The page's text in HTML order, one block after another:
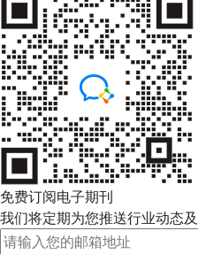
免费订阅电子期刊
我们将定期为您推送行业动态